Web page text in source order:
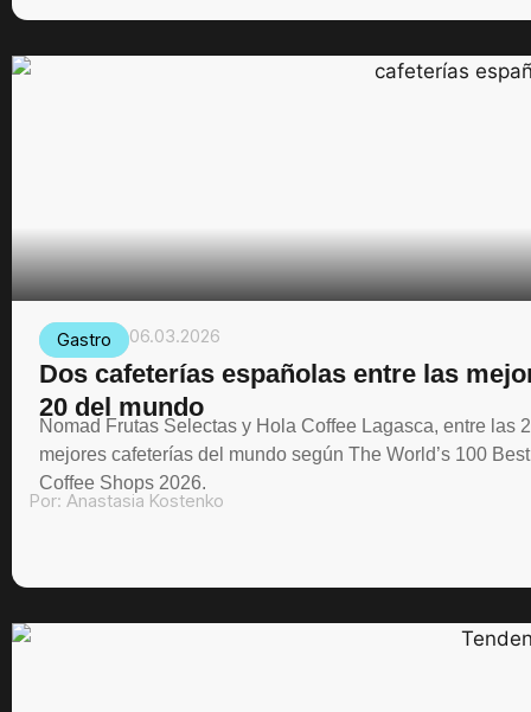
Gastro 06.03.2026
Dos cafeterías españolas entre las
20 del mundo
Nomad Frutas Selectas y Hola Coffee Lagasca, entre las
mejores cafeterías del mundo según The World’s 100 Best
Coffee Shops 2026.
Por: Anastasia Kostenko